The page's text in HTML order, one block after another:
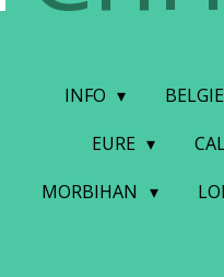
INFO BELGIE
EURE
MORBIHAN